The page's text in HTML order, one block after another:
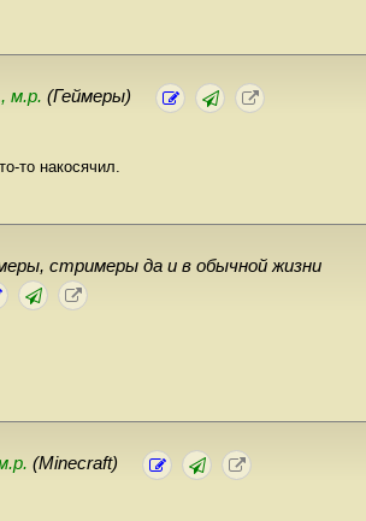
м.р. (Геймеры)
то накосячил.
стримеры да и в обычной жизни
(Minecraft)